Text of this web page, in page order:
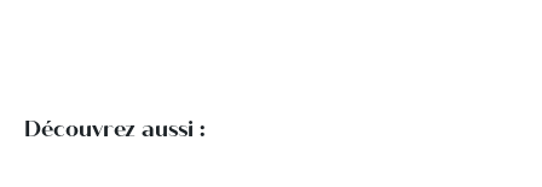
Découvrez aussi :